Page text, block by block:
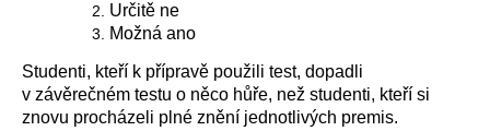
Určitě ne
Možná ano
Studenti, kteří k přípravě použili test, dopadli
v závěrečném testu o něco hůře, než studenti, kteří si
znovu procházeli plné znění jednotlivých premis.